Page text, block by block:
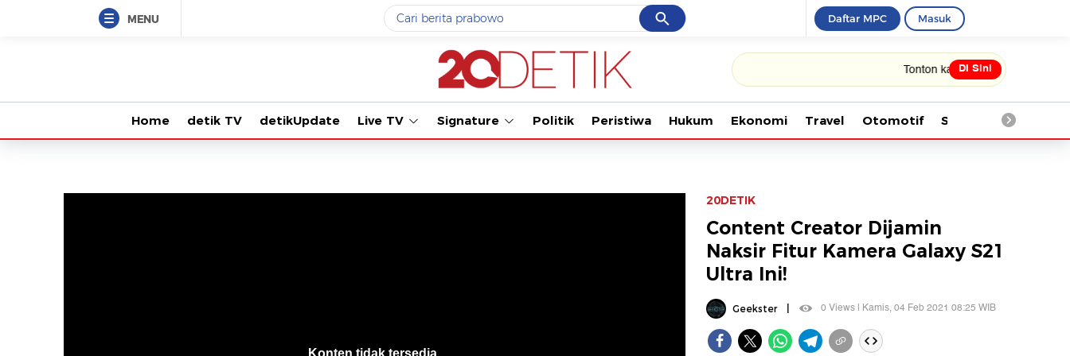
MENU Cancel
Yang sedang ramai dicari
piala presiden 2026
#3iran
Daftar MPC Masuk
Tonton kabar terbaru PIALA DUNIA 2026
Di Sini
Home detik TV detikUpdate Live TV Signature Politik Peristiwa Hukum Ekonomi Travel Otomotif Saintek
Konten tidak tersedia
20DETIK
Content Creator Dijamin
Naksir Fitur Kamera Galaxy S21
Ultra Ini!
Geekster| 0 Views | Kamis, 04 Feb 2021 08:25 WIB